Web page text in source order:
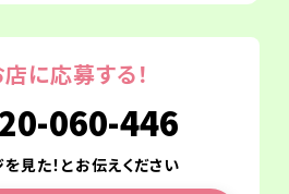
に応募する！
060-446
見た！とお伝えください